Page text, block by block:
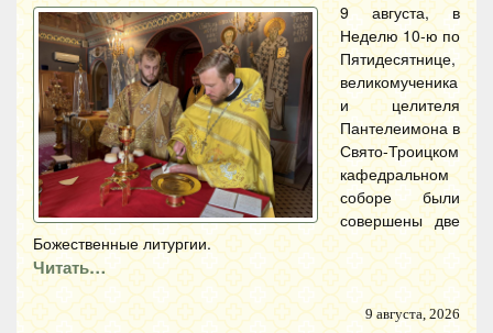
9 августа, в
Неделю 10-ю по
Пятидесятнице,
великомученика
и целителя
Пантелеимона в
Свято-Троицком
кафедральном
соборе были
совершены две
Божественные литургии.
Читать…
9 августа, 2026